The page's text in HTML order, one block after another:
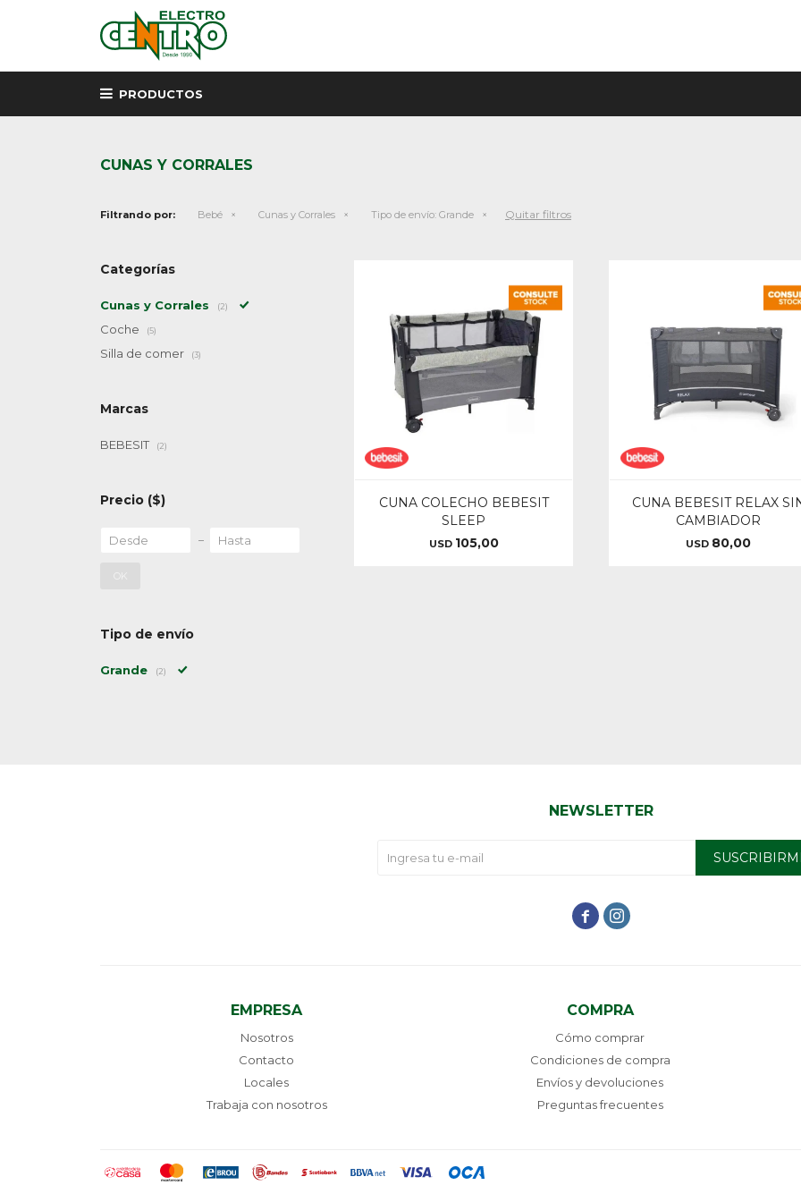
PRODUCTOS
CUNAS Y CORRALES
Filtrando por: Bebé Cunas y Corrales Tipo de envío: Grande Quitar filtros
CUNA COLECHO BEBESIT
SLEEP
USD 105,00
CUNA BEBESIT RELAX
CAMBIADOR
USD 80,00
Categorías
Cunas y Corrales (2)
Coche (5)
Silla de comer (3)
Marcas
BEBESIT (2)
Precio ($)
OK
Tipo de envío
Grande (2)
EMPRESA
Nosotros
Contacto
Locales
Trabaja con nosotros
COMPRA
Cómo comprar
Condiciones de compra
Envíos y devoluciones
Preguntas frecuentes
NEWSLETTER
 